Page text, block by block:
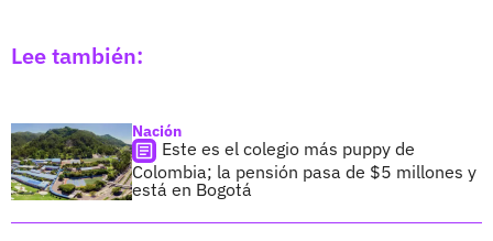
Lee también:
Nación
Este es el colegio más puppy de
Colombia; la pensión pasa de $5 millones y
está en Bogotá